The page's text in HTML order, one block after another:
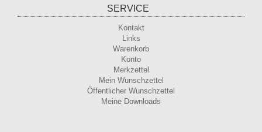
SERVICE
Kontakt
Links
Warenkorb
Konto
Merkzettel
Mein Wunschzettel
Öffentlicher Wunschzettel
Meine Downloads